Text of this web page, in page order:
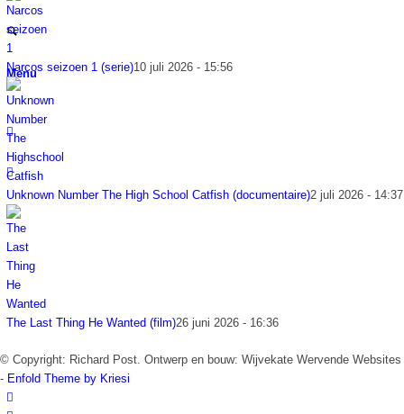
Menu
Narcos seizoen 1 (serie)10 juli 2026 - 15:56
Unknown Number The High School Catfish (documentaire)2 juli 2026 - 14:37
The Last Thing He Wanted (film)26 juni 2026 - 16:36
© Copyright: Richard Post. Ontwerp en bouw: Wijvekate Wervende Websites
- Enfold Theme by Kriesi